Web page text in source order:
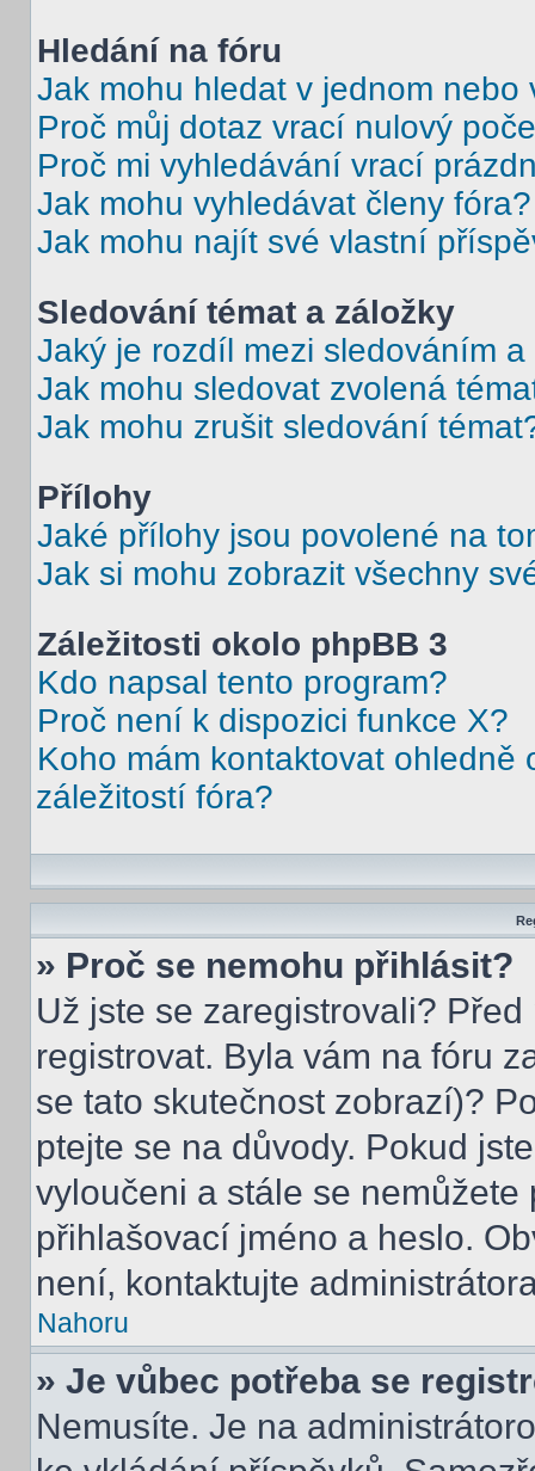
Hledání na fóru
Jak mohu hledat v jednom nebo
Proč můj dotaz vrací nulový
Proč mi vyhledávání vrací
Jak mohu vyhledávat členy fóra?
Jak mohu najít své vlastní
Sledování témat a záložky
Jaký je rozdíl mezi sledováním a
Jak mohu sledovat zvolená
Jak mohu zrušit sledování
Přílohy
Jaké přílohy jsou povolené na
Jak si mohu zobrazit všechny
Záležitosti okolo phpBB 3
Kdo napsal tento program?
Proč není k dispozici funkce X?
Koho mám kontaktovat
záležitostí fóra?
» Proč se nemohu přihlásit?
Už jste se zaregistrovali?
registrovat. Byla vám na fóru
se tato skutečnost zobrazí)?
ptejte se na důvody. Pokud
vyloučeni a stále se
přihlašovací jméno a heslo.
není, kontaktujte
Nahoru
» Je vůbec potřeba se
Nemusíte. Je na